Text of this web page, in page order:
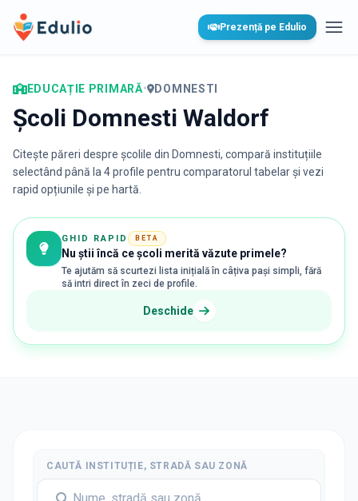
Edulio Prezență pe Edulio
EDUCAȚIE PRIMARĂ• DOMNESTI
Școli Domnesti Waldorf
Citește păreri despre școlile din Domnesti, compară instituțiile
selectând până la 4 profile pentru comparatorul tabelar și vezi
rapid opțiunile și pe hartă.
GHID RAPID BETA
Nu știi încă ce școli merită văzute primele?
Te ajutăm să scurtezi lista inițială în câțiva pași simpli, fără
să intri direct în zeci de profile.
Deschide
CAUTĂ INSTITUȚIE, STRADĂ SAU ZONĂ